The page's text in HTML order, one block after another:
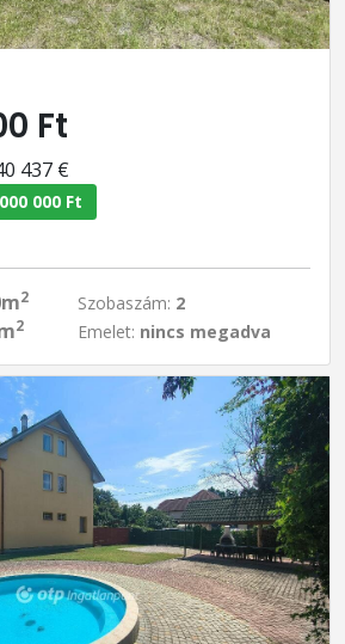
Ft
437 €
000 Ft
2
2
Szobaszám: 2
Emelet: nincs megadva